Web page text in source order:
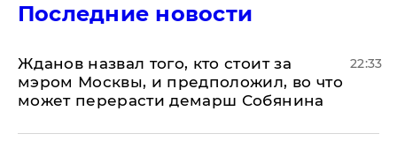
Последние новости
Жданов назвал того, кто стоит за
мэром Москвы, и предположил, во что
может перерасти демарш Собянина
22:33